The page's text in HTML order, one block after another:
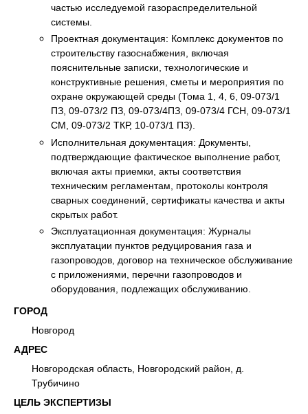
частью исследуемой газораспределительной
системы.
Проектная документация: Комплекс документов по
строительству газоснабжения, включая
пояснительные записки, технологические и
конструктивные решения, сметы и мероприятия по
охране окружающей среды (Тома 1, 4, 6, 09-073/1
ПЗ, 09-073/2 ПЗ, 09-073/4ПЗ, 09-073/4 ГСН, 09-073/1
СМ, 09-073/2 ТКР, 10-073/1 ПЗ).
Исполнительная документация: Документы,
подтверждающие фактическое выполнение работ,
включая акты приемки, акты соответствия
техническим регламентам, протоколы контроля
сварных соединений, сертификаты качества и акты
скрытых работ.
Эксплуатационная документация: Журналы
эксплуатации пунктов редуцирования газа и
газопроводов, договор на техническое обслуживание
с приложениями, перечни газопроводов и
оборудования, подлежащих обслуживанию.
ГОРОД
Новгород
АДРЕС
Новгородская область, Новгородский район, д.
Трубичино
ЦЕЛЬ ЭКСПЕРТИЗЫ